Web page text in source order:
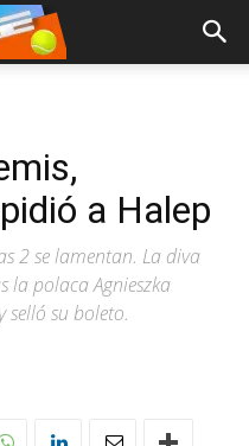
a Halep
2 se lamentan. La diva
la polaca Agnieszka
selló su boleto.